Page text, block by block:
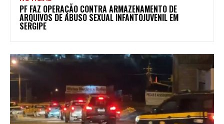
PF FAZ OPERAÇÃO CONTRA ARMAZENAMENTO DE
ARQUIVOS DE ABUSO SEXUAL INFANTOJUVENIL EM
SERGIPE